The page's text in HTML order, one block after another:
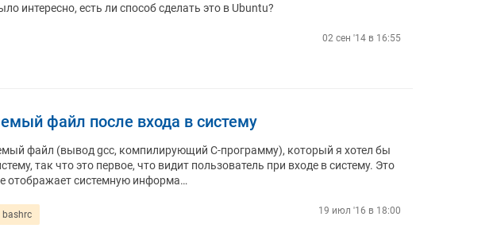
интересно, есть ли способ сделать это в Ubuntu?
02 сен '14 в 16:55
файл после входа в систему
файл (вывод gcc, компилирующий C-программу), который я хотел бы
так что это первое, что видит пользователь при входе в систему. Это
отображает системную информа…
bashrc 19 июл '16 в 18:00